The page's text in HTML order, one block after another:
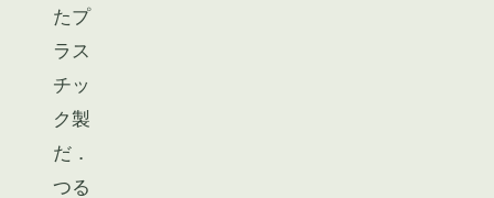
たプ
ラス
チッ
ク製
だ．
つる